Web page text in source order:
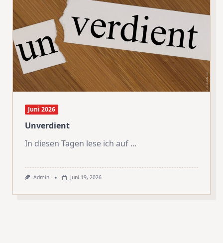
Juni 2026
Unverdient
In diesen Tagen lese ich auf ...
Admin Juni 19, 2026